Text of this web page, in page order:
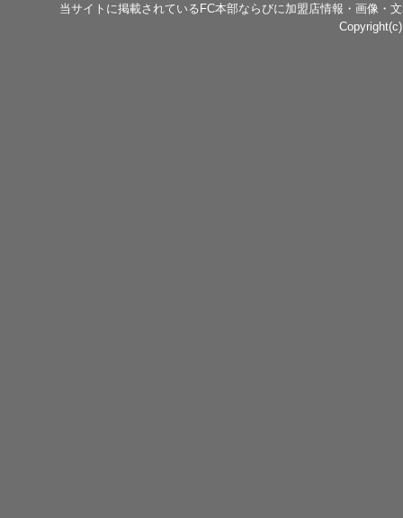
当サイトに掲載されているFC本部ならびに加盟店情報・画像・